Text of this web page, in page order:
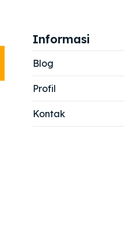
Informasi
Blog
Profil
Kontak